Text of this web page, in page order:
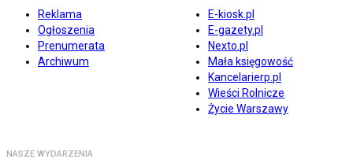
Reklama
Ogłoszenia
Prenumerata
Archiwum
E-kiosk.pl
E-gazety.pl
Nexto.pl
Mała księgowość
Kancelarierp.pl
Wieści Rolnicze
Życie Warszawy
NASZE WYDARZENIA